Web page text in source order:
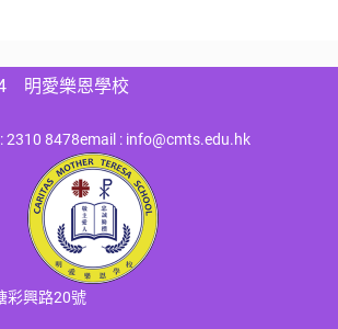
明愛樂恩學校
2310 8478email : info@cmts.edu.hk
彩興路20號